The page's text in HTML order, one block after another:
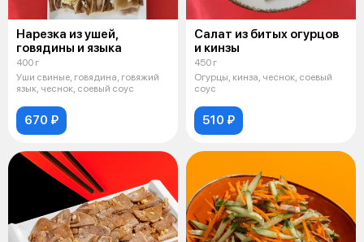
Нарезка из ушей,
говядины и языка
400 г
Уши свиные, говядина, говяжий
язык, чеснок, соевый соус
670 ₽
Салат из битых огурцов
и кинзы
450 г
Огурцы, кинза, чеснок, соевый
соус
510 ₽